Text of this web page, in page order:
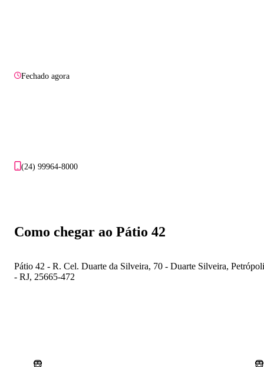
Fechado agora
(24) 99964-8000
Como chegar ao Pátio 42
Pátio 42 - R. Cel. Duarte da Silveira, 70 - Duarte Silveira,
- RJ, 25665-472